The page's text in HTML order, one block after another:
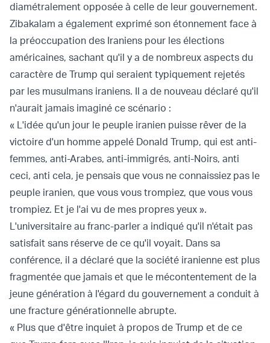
diamétralement opposée à celle de leur gouvernement.
Zibakalam a également exprimé son étonnement face à
la préoccupation des Iraniens pour les élections
américaines, sachant qu'il y a de nombreux aspects du
caractère de Trump qui seraient typiquement rejetés
par les musulmans iraniens. Il a de nouveau déclaré qu'il
n'aurait jamais imaginé ce scénario :
« L'idée qu'un jour le peuple iranien puisse rêver de la
victoire d'un homme appelé Donald Trump, qui est anti-
femmes, anti-Arabes, anti-immigrés, anti-Noirs, anti
ceci, anti cela, je pensais que vous ne connaissiez pas le
peuple iranien, que vous vous trompiez, que vous vous
trompiez. Et je l'ai vu de mes propres yeux ».
L'universitaire au franc-parler a indiqué qu'il n'était pas
satisfait sans réserve de ce qu'il voyait. Dans sa
conférence, il a déclaré que la société iranienne est plus
fragmentée que jamais et que le mécontentement de la
jeune génération à l'égard du gouvernement a conduit à
une fracture générationnelle abrupte.
« Plus que d'être inquiet à propos de Trump et de ce